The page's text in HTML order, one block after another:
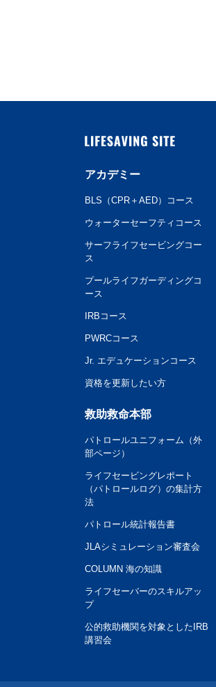
アカデミー
BLS（CPR＋AED）コース
ウォーターセーフティコース
サーフライフセービングコー
ス
プールライフガーディングコ
ース
IRBコース
PWRCコース
Jr. エデュケーションコース
資格を更新したい方
救助救命本部
パトロールユニフォーム（外
部ページ）
ライフセービングレポート
（パトロールログ）の集計方
法
パトロール統計報告書
JLAシミュレーション審査会
COLUMN 海の知識
ライフセーバーのスキルアッ
プ
公的救助機関を対象としたIRB
講習会